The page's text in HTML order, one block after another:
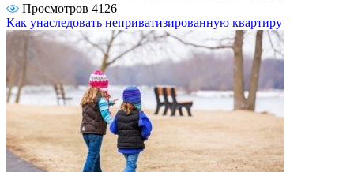
Просмотров 4126
Как унаследовать неприватизированную квартиру